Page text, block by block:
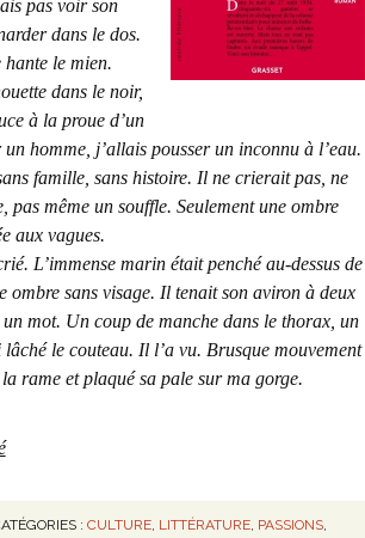
pas voir son
dans le dos.
hante le mien.
dans le noir,
à la proue d’un
homme, j’allais pousser un inconnu à l’eau.
famille, sans histoire. Il ne crierait pas, ne
même un souffle. Seulement une ombre
aux vagues.
L’immense marin était penché au-dessus de
ombre sans visage. Il tenait son aviron à deux
mot. Un coup de manche dans le thorax, un
le couteau. Il l’a vu. Brusque mouvement
rame et plaqué sa pale sur ma gorge.
:CULTURE LITTÉRATURE PASSIONS